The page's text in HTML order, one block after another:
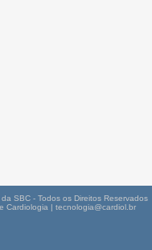
SBC - Todos os Direitos Reservados
Cardiologia | tecnologia@cardiol.br